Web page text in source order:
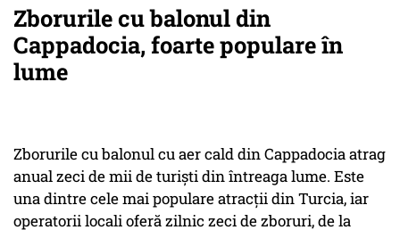
Zborurile cu balonul din
Cappadocia, foarte populare în
lume
Zborurile cu balonul cu aer cald din Cappadocia atrag
anual zeci de mii de turiști din întreaga lume. Este
una dintre cele mai populare atracții din Turcia, iar
operatorii locali oferă zilnic zeci de zboruri, de la